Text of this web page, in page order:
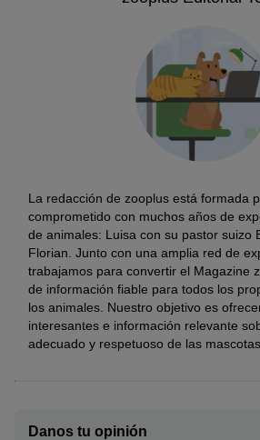
La redacción de zooplus está formada
comprometido con muchos años de
de animales: Luisa con su pastor suizo
Florian. Junto con una amplia red de
trabajamos para convertir el Magazine
de información fiable para todos los
los animales. Nuestro objetivo es
interesantes e información relevante
adecuado y respetuoso de las mascotas.
Danos tu opinión